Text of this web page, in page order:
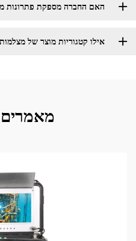
האם החברה מספקת פתרונות
אילו קטגוריות מוצר של